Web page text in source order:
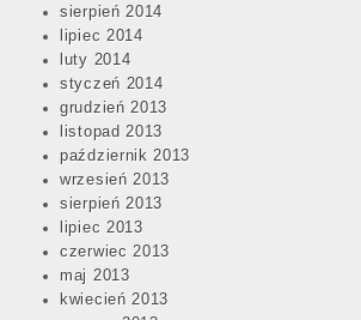
sierpień 2014
lipiec 2014
luty 2014
styczeń 2014
grudzień 2013
listopad 2013
październik 2013
wrzesień 2013
sierpień 2013
lipiec 2013
czerwiec 2013
maj 2013
kwiecień 2013